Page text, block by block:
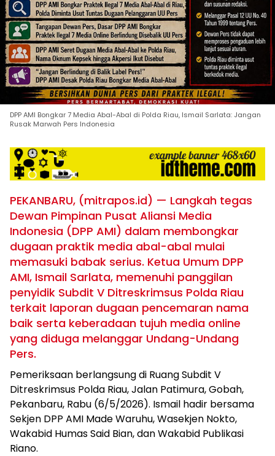
DPP AMI Bongkar 7 Media Abal-Abal di Polda Riau, Ismail Sarlata: Jangan
Rusak Marwah Pers Indonesia
PEKANBARU, (mitrapos.id) — Langkah tegas
Dewan Pimpinan Pusat Aliansi Media
Indonesia (DPP AMI) dalam membongkar
dugaan praktik media abal-abal mulai
memasuki babak serius. Ketua Umum DPP
AMI, Ismail Sarlata, memenuhi panggilan
penyidik Subdit V Ditreskrimsus Polda Riau
terkait laporan dugaan pencemaran nama
baik serta keberadaan tujuh media online
yang diduga melanggar Undang-Undang
Pers.
Pemeriksaan berlangsung di Ruang Subdit V
Ditreskrimsus Polda Riau, Jalan Patimura, Gobah,
Pekanbaru, Rabu (6/5/2026). Ismail hadir bersama
Sekjen DPP AMI Made Waruhu, Wasekjen Nokto,
Wakabid Humas Said Bian, dan Wakabid Publikasi
Riano.